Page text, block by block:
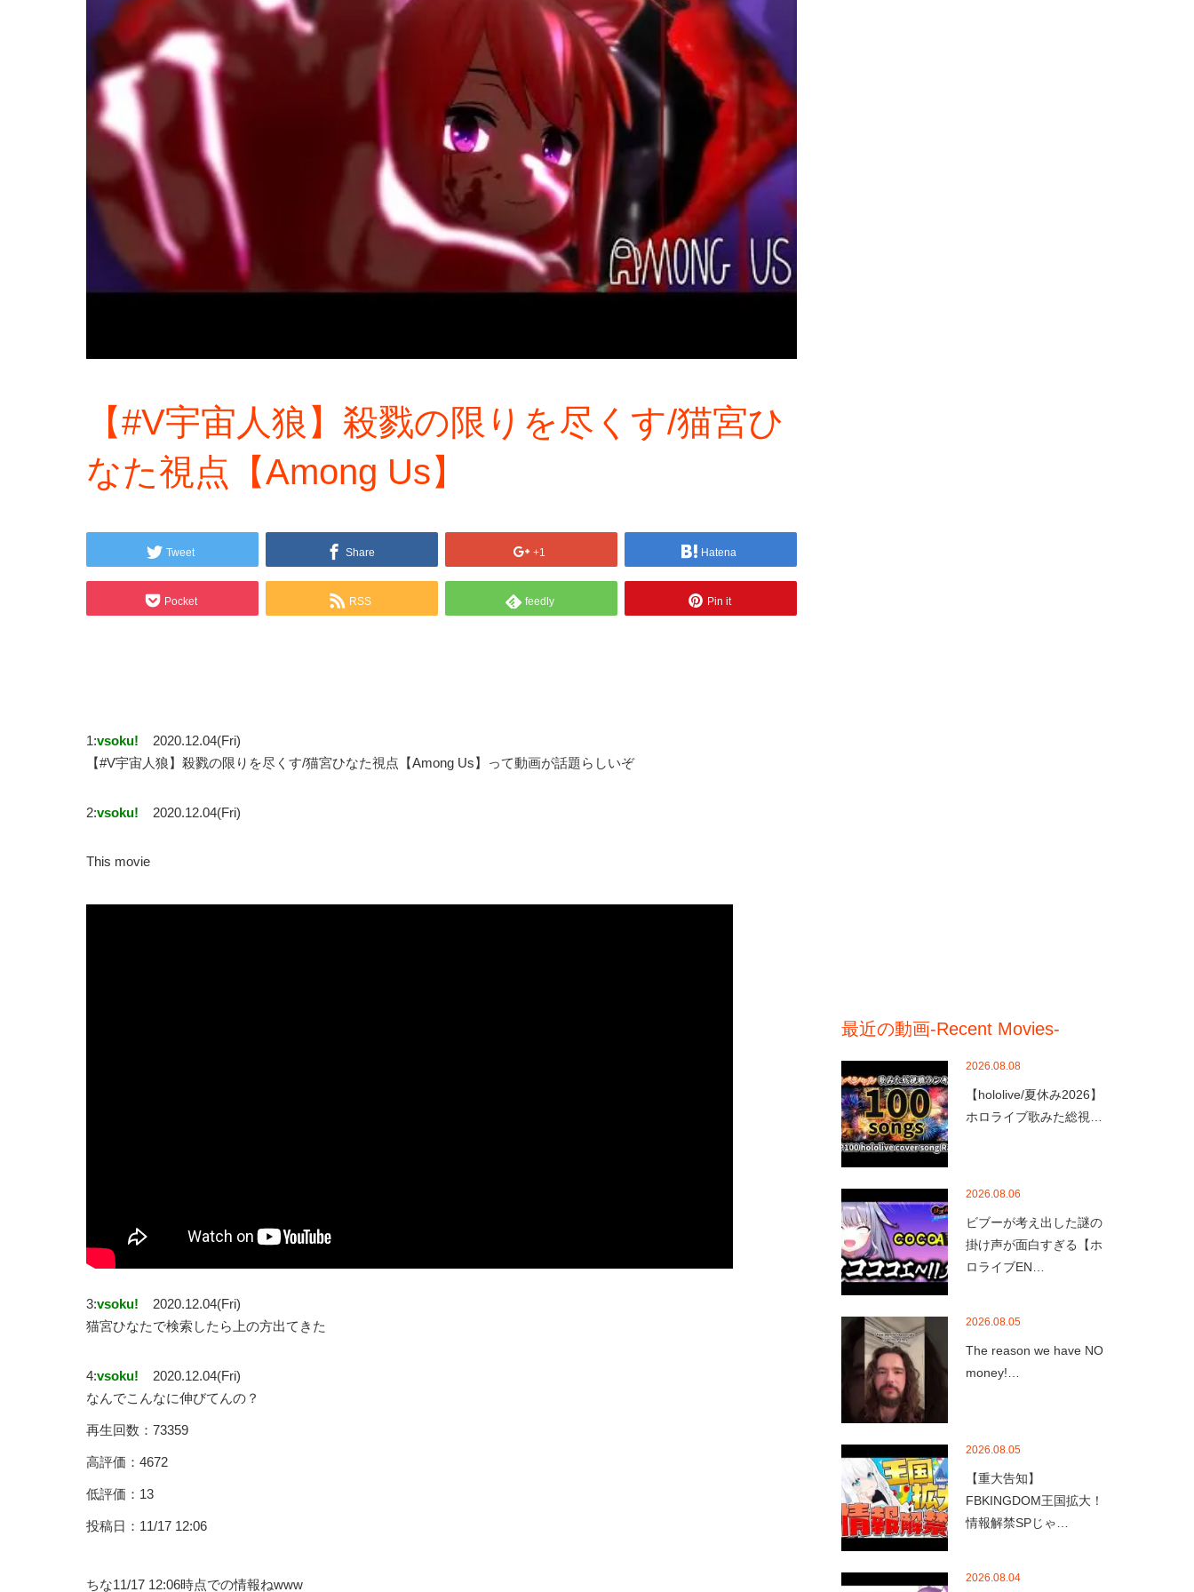
【#V宇宙人狼】殺戮の限りを尽くす/猫宮ひ
なた視点【Among Us】
Tweet Share +1 Hatena
Pocket RSS feedly Pin it
1:vsoku!
2020.12.04(Fri)
【#V宇宙人狼】殺戮の限りを尽くす/猫宮ひなた視点【Among Us】って動画が話題らしいぞ
2:vsoku! 2020.12.04(Fri)
This movie
3:vsoku!
2020.12.04(Fri)
猫宮ひなたで検索したら上の方出てきた
4:vsoku!
2020.12.04(Fri)
なんでこんなに伸びてんの？
再生回数：73359
高評価：4672
低評価：13
投稿日：11/17 12:06
ちな11/17 12:06時点での情報ねwww
最近の動画-Recent Movies-
2026.08.08
【hololive/夏休み2026】
ホロライブ歌みた総視…
2026.08.06
ビブーが考え出した謎の
掛け声が面白すぎる【ホ
ロライブEN…
2026.08.05
The reason we have NO
money!…
2026.08.05
【重大告知】
FBKINGDOM王国拡大！
情報解禁SPじゃ…
2026.08.04